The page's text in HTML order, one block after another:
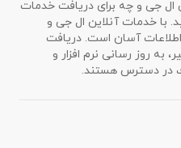
ال جی و چه برای دریافت خدمات
با خدمات آنلاین ال جی و
آسان است. دریافت
به روز رسانی نرم افزار و
در دسترس هستند.